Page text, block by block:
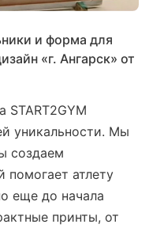
и форма для
«г. Ангарск» от
START2GYM
уникальности. Мы
создаем
помогает атлету
еще до начала
принты, от